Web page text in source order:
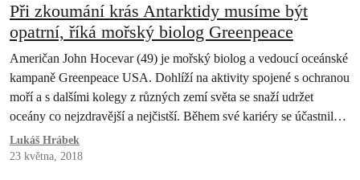
Při zkoumání krás Antarktidy musíme být
opatrní, říká mořský biolog Greenpeace
Američan John Hocevar (49) je mořský biolog a vedoucí oceánské
kampaně Greenpeace USA. Dohlíží na aktivity spojené s ochranou
moří a s dalšími kolegy z různých zemí světa se snaží udržet
oceány co nejzdravější a nejčistší. Během své kariéry se účastnil
například průzkumu největších podmořských kaňonů v Beringově
moři a s pomocí výzkumné ponorky se vnořil do tajů…
Lukáš Hrábek
23 května, 2018